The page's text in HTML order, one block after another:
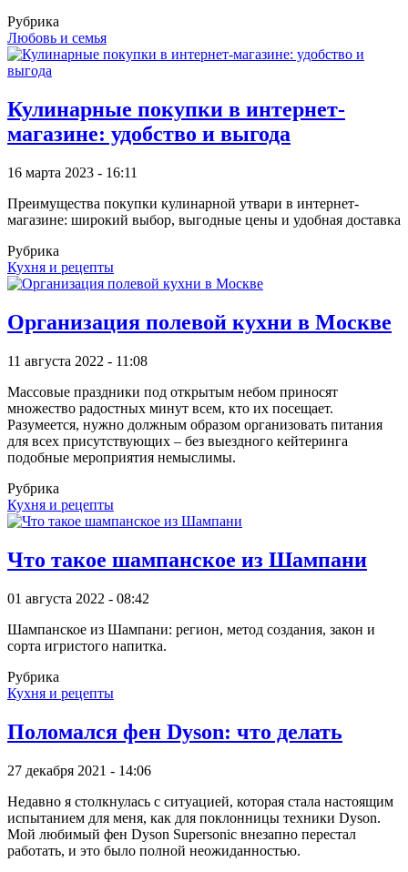
Рубрика
Любовь и семья
Кулинарные покупки в интернет-
магазине: удобство и выгода
16 марта 2023 - 16:11
Преимущества покупки кулинарной утвари в интернет-
магазине: широкий выбор, выгодные цены и удобная доставка
Рубрика
Кухня и рецепты
Организация полевой кухни в Москве
11 августа 2022 - 11:08
Массовые праздники под открытым небом приносят
множество радостных минут всем, кто их посещает.
Разумеется, нужно должным образом организовать питания
для всех присутствующих – без выездного кейтеринга
подобные мероприятия немыслимы.
Рубрика
Кухня и рецепты
Что такое шампанское из Шампани
01 августа 2022 - 08:42
Шампанское из Шампани: регион, метод создания, закон и
сорта игристого напитка.
Рубрика
Кухня и рецепты
Поломался фен Dyson: что делать
27 декабря 2021 - 14:06
Недавно я столкнулась с ситуацией, которая стала настоящим
испытанием для меня, как для поклонницы техники Dyson.
Мой любимый фен Dyson Supersonic внезапно перестал
работать, и это было полной неожиданностью.